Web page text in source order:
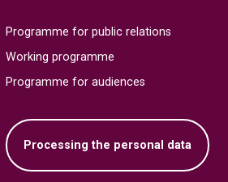
Programme for public relations
Working programme
Programme for audiences
Processing the personal data